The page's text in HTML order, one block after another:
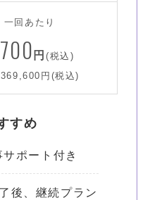
一回あたり
円 (税込)
円(税込)
すめ
ポート付き
後、継続プラン